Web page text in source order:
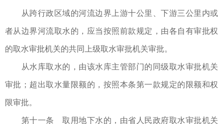
从跨行政区域的河流边界上游十公里、下游三公里内或
者从边界河流取水的，应当按照前款规定，由各自有审批权
的取水审批机关的共同上级取水审批机关审批。
从水库取水的，由该水库主管部门的同级取水审批机关
审批；超出取水量限额的，按照本条第一款规定的限额和权
限审批。
第十一条 取用地下水的，由省人民政府取水审批机关